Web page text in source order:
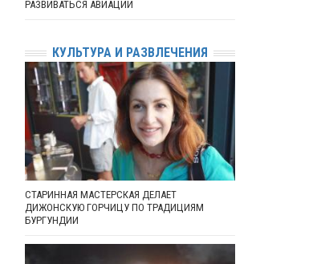
РАЗВИВАТЬСЯ АВИАЦИИ
КУЛЬТУРА И РАЗВЛЕЧЕНИЯ
СТАРИННАЯ МАСТЕРСКАЯ ДЕЛАЕТ
ДИЖОНСКУЮ ГОРЧИЦУ ПО ТРАДИЦИЯМ
БУРГУНДИИ